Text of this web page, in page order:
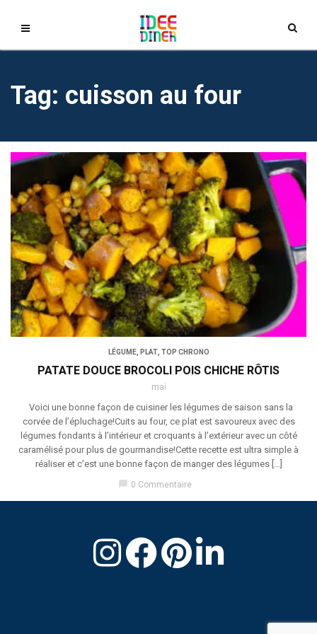
Tag: cuisson au four
LÉGUME, PLAT, TOP CHRONO
PATATE DOUCE BROCOLI POIS CHICHE RÔTIS
mai
Voici une bonne façon de cuisiner les légumes de saison sans la
corvée de l’épluchage!Cuits au four, ce plat est savoureux avec des
légumes fondants à l’intérieur et croquants à l’extérieur avec un côté
caramélisé pour plus de gourmandise!Cette recette est ultra simple à
réaliser et c’est une bonne façon de manger des légumes […]
chat_bubble 0 Commentaire